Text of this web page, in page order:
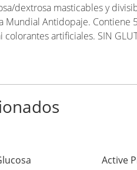
dextrosa masticables y
Mundial Antidopaje.
artificiales. SIN
Active